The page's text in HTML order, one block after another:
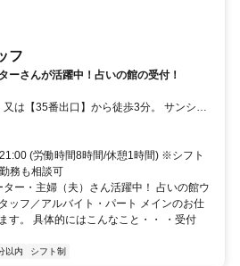
フ
ーさんが活躍中！占いの館の受付！
前です！
(労働時間8時間/休憩1時間) ※シフト
務も相談可
ー・主婦（夫）さん活躍中！ 占いの館ウ
ッフ／アルバイト・パート メインのお仕
す。 具体的にはこんなこと・・ ・受付
以内 シフト制